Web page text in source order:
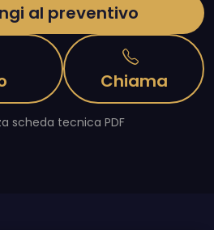
al preventivo
Chiama
scheda tecnica PDF